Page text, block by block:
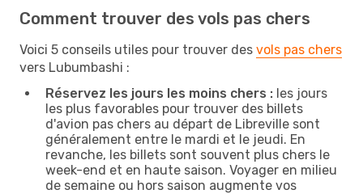
Comment trouver des vols pas chers
Voici 5 conseils utiles pour trouver des vols pas chers
vers Lubumbashi :
Réservez les jours les moins chers : les jours
les plus favorables pour trouver des billets
d'avion pas chers au départ de Libreville sont
généralement entre le mardi et le jeudi. En
revanche, les billets sont souvent plus chers le
week-end et en haute saison. Voyager en milieu
de semaine ou hors saison augmente vos